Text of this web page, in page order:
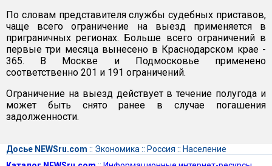
По словам представителя службы судебных приставов,
чаще всего ограничение на выезд применяется в
приграничных регионах. Больше всего ограничений в
первые три месяца вынесено в Краснодарском крае -
365. В Москве и Подмосковье применено
соответственно 201 и 191 ограничений.
Ограничение на выезд действует в течение полугода и
может быть снято ранее в случае погашения
задолженности.
Досье NEWSru.com :: Экономика :: Россия :: Население